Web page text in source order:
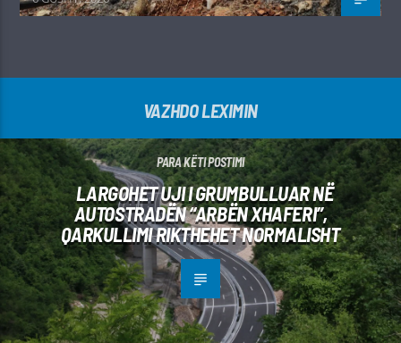
VAZHDO LEXIMIN
PARA KËTI POSTIMI
LARGOHET UJI I GRUMBULLUAR NË
AUTOSTRADËN “ARBËN XHAFERI”,
QARKULLIMI RIKTHEHET NORMALISHT